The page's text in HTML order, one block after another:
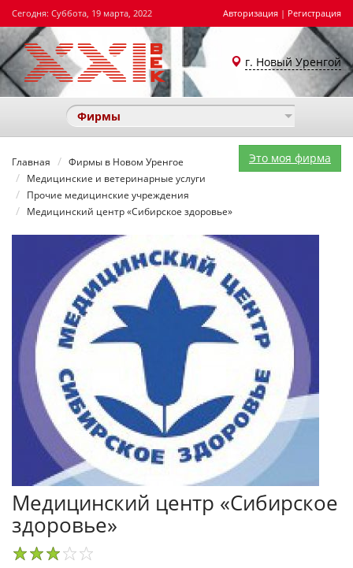
Сегодня: Суббота, 19 марта, 2022 Авторизация | Регистрация
г. Новый Уренгой
Фирмы
Это моя фирма
Главная
Фирмы в Новом Уренгое
Медицинские и ветеринарные услуги
Прочие медицинские учреждения
Медицинский центр «Сибирское здоровье»
Медицинский центр «Сибирское
здоровье»